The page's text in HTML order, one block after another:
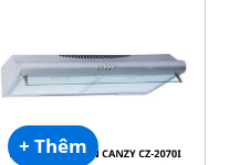
+ Thêm